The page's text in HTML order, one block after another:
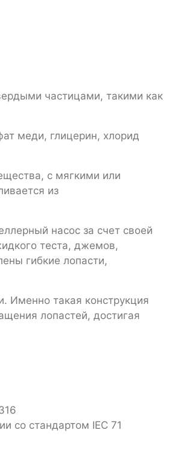
частицами, такими как
меди, глицерин, хлорид
с мягкими или
из
насос за счет своей
теста, джемов,
гибкие лопасти,
Именно такая конструкция
лопастей, достигая
со стандартом IEC 71